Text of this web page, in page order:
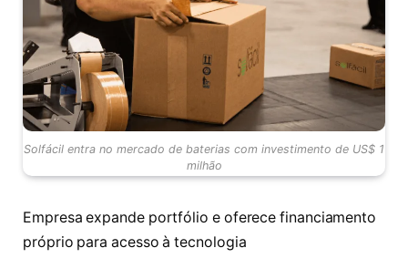
Solfácil entra no mercado de baterias com investimento de US$ 1
milhão
Empresa expande portfólio e oferece financiamento
próprio para acesso à tecnologia